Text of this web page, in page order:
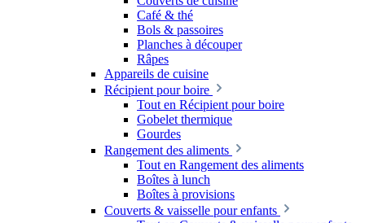
Café & thé
Bols & passoires
Planches à découper
Râpes
Appareils de cuisine
Récipient pour boire
Tout en Récipient pour boire
Gobelet thermique
Gourdes
Rangement des aliments
Tout en Rangement des aliments
Boîtes à lunch
Boîtes à provisions
Couverts & vaisselle pour enfants